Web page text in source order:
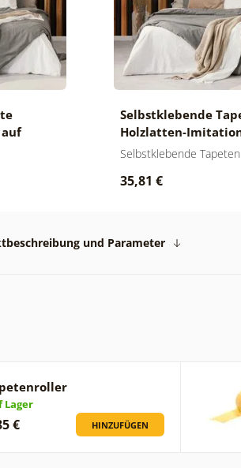
Selbstklebende
Holzlatten-
schwarzem
Selbstklebende Tapeten
35,81 €
und Parameter
Lager
€ HINZUFÜGEN